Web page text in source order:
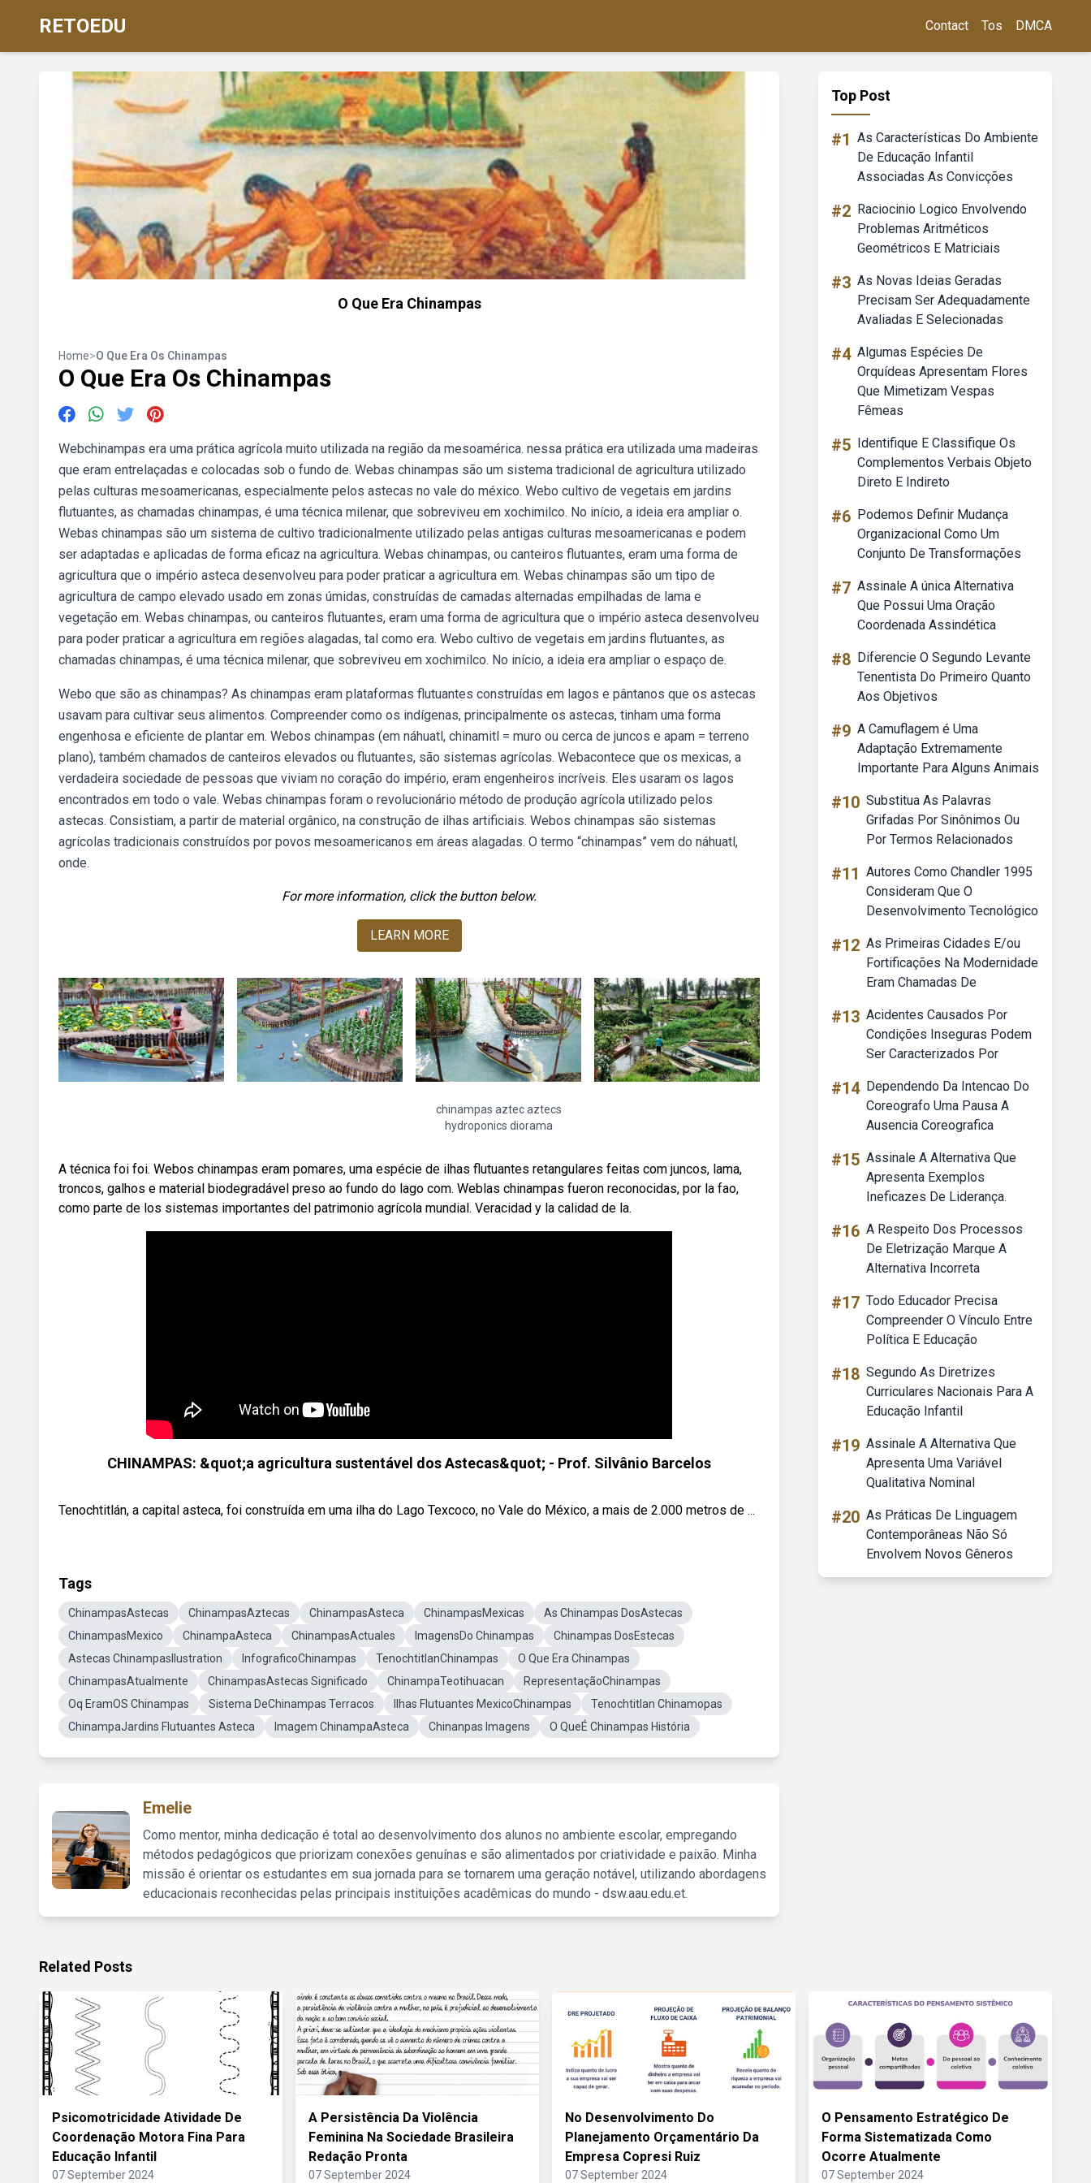
RETOEDU Contact Tos DMCA
O Que Era Chinampas
Home>O Que Era Os Chinampas
O Que Era Os Chinampas
Webchinampas era uma prática agrícola muito utilizada na região da mesoamérica. nessa prática era utilizada uma madeiras
que eram entrelaçadas e colocadas sob o fundo de. Webas chinampas são um sistema tradicional de agricultura utilizado
pelas culturas mesoamericanas, especialmente pelos astecas no vale do méxico. Webo cultivo de vegetais em jardins
flutuantes, as chamadas chinampas, é uma técnica milenar, que sobreviveu em xochimilco. No início, a ideia era ampliar o.
Webas chinampas são um sistema de cultivo tradicionalmente utilizado pelas antigas culturas mesoamericanas e podem
ser adaptadas e aplicadas de forma eficaz na agricultura. Webas chinampas, ou canteiros flutuantes, eram uma forma de
agricultura que o império asteca desenvolveu para poder praticar a agricultura em. Webas chinampas são um tipo de
agricultura de campo elevado usado em zonas úmidas, construídas de camadas alternadas empilhadas de lama e
vegetação em. Webas chinampas, ou canteiros flutuantes, eram uma forma de agricultura que o império asteca desenvolveu
para poder praticar a agricultura em regiões alagadas, tal como era. Webo cultivo de vegetais em jardins flutuantes, as
chamadas chinampas, é uma técnica milenar, que sobreviveu em xochimilco. No início, a ideia era ampliar o espaço de.
Webo que são as chinampas? As chinampas eram plataformas flutuantes construídas em lagos e pântanos que os astecas
usavam para cultivar seus alimentos. Compreender como os indígenas, principalmente os astecas, tinham uma forma
engenhosa e eficiente de plantar em. Webos chinampas (em náhuatl, chinamitl = muro ou cerca de juncos e apam = terreno
plano), também chamados de canteiros elevados ou flutuantes, são sistemas agrícolas. Webacontece que os mexicas, a
verdadeira sociedade de pessoas que viviam no coração do império, eram engenheiros incríveis. Eles usaram os lagos
encontrados em todo o vale. Webas chinampas foram o revolucionário método de produção agrícola utilizado pelos
astecas. Consistiam, a partir de material orgânico, na construção de ilhas artificiais. Webos chinampas são sistemas
agrícolas tradicionais construídos por povos mesoamericanos em áreas alagadas. O termo “chinampas” vem do náhuatl,
onde.
For more information, click the button below.
LEARN MORE
chinampas aztec aztecs
hydroponics diorama
A técnica foi foi. Webos chinampas eram pomares, uma espécie de ilhas flutuantes retangulares feitas com juncos, lama,
troncos, galhos e material biodegradável preso ao fundo do lago com. Weblas chinampas fueron reconocidas, por la fao,
como parte de los sistemas importantes del patrimonio agrícola mundial. Veracidad y la calidad de la.
CHINAMPAS: &quot;a agricultura sustentável dos Astecas&quot; - Prof. Silvânio Barcelos
Tenochtitlán, a capital asteca, foi construída em uma ilha do Lago Texcoco, no Vale do México, a mais de 2.000 metros de ...
Tags
ChinampasAstecas ChinampasAztecas ChinampasAsteca ChinampasMexicas
As Chinampas DosAstecas
ChinampasMexico
ChinampaAsteca ChinampasActuales ImagensDo Chinampas
Chinampas DosEstecas
Astecas ChinampasIlustration
InfograficoChinampas TenochtitlanChinampas
O Que Era Chinampas
ChinampasAtualmente
ChinampasAstecas Significado ChinampaTeotihuacan
RepresentaçãoChinampas
Oq EramOS Chinampas
Sistema DeChinampas Terracos Ilhas Flutuantes MexicoChinampas
Tenochtitlan Chinamopas
ChinampaJardins Flutuantes Asteca
Imagem ChinampaAsteca Chinanpas Imagens O QueÉ Chinampas História
Emelie
Como mentor, minha dedicação é total ao desenvolvimento dos alunos no ambiente escolar, empregando
métodos pedagógicos que priorizam conexões genuínas e são alimentados por criatividade e paixão. Minha
missão é orientar os estudantes em sua jornada para se tornarem uma geração notável, utilizando abordagens
educacionais reconhecidas pelas principais instituições acadêmicas do mundo - dsw.aau.edu.et.
Top Post
#1 As Características Do Ambiente
De Educação Infantil
Associadas As Convicções
#2 Raciocinio Logico Envolvendo
Problemas Aritméticos
Geométricos E Matriciais
#3 As Novas Ideias Geradas
Precisam Ser Adequadamente
Avaliadas E Selecionadas
#4 Algumas Espécies De
Orquídeas Apresentam Flores
Que Mimetizam Vespas
Fêmeas
#5 Identifique E Classifique Os
Complementos Verbais Objeto
Direto E Indireto
#6 Podemos Definir Mudança
Organizacional Como Um
Conjunto De Transformações
#7 Assinale A única Alternativa
Que Possui Uma Oração
Coordenada Assindética
#8 Diferencie O Segundo Levante
Tenentista Do Primeiro Quanto
Aos Objetivos
#9 A Camuflagem é Uma
Adaptação Extremamente
Importante Para Alguns Animais
#10 Substitua As Palavras
Grifadas Por Sinônimos Ou
Por Termos Relacionados
#11 Autores Como Chandler 1995
Consideram Que O
Desenvolvimento Tecnológico
#12 As Primeiras Cidades E/ou
Fortificações Na Modernidade
Eram Chamadas De
#13 Acidentes Causados Por
Condições Inseguras Podem
Ser Caracterizados Por
#14 Dependendo Da Intencao Do
Coreografo Uma Pausa A
Ausencia Coreografica
#15 Assinale A Alternativa Que
Apresenta Exemplos
Ineficazes De Liderança.
#16 A Respeito Dos Processos
De Eletrização Marque A
Alternativa Incorreta
#17 Todo Educador Precisa
Compreender O Vínculo Entre
Política E Educação
#18 Segundo As Diretrizes
Curriculares Nacionais Para A
Educação Infantil
#19 Assinale A Alternativa Que
Apresenta Uma Variável
Qualitativa Nominal
#20 As Práticas De Linguagem
Contemporâneas Não Só
Envolvem Novos Gêneros
Related Posts
Psicomotricidade Atividade De
Coordenação Motora Fina Para
Educação Infantil
07 September 2024
A Persistência Da Violência
Feminina Na Sociedade Brasileira
Redação Pronta
07 September 2024
No Desenvolvimento Do
Planejamento Orçamentário Da
Empresa Copresi Ruiz
07 September 2024
O Pensamento Estratégico De
Forma Sistematizada Como
Ocorre Atualmente
07 September 2024